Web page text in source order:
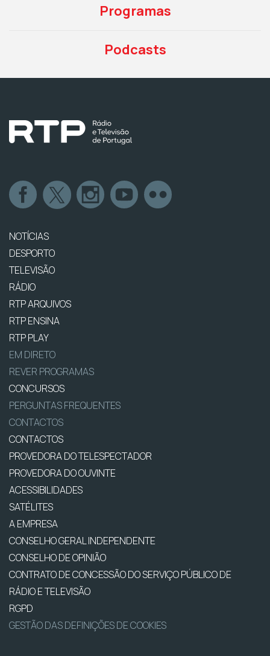
Programas
Podcasts
NOTÍCIAS
DESPORTO
TELEVISÃO
RÁDIO
RTP ARQUIVOS
RTP ENSINA
RTP PLAY
EM DIRETO
REVER PROGRAMAS
CONCURSOS
PERGUNTAS FREQUENTES
CONTACTOS
CONTACTOS
PROVEDORA DO TELESPECTADOR
PROVEDORA DO OUVINTE
ACESSIBILIDADES
SATÉLITES
A EMPRESA
CONSELHO GERAL INDEPENDENTE
CONSELHO DE OPINIÃO
CONTRATO DE CONCESSÃO DO SERVIÇO PÚBLICO DE
RÁDIO E TELEVISÃO
RGPD
GESTÃO DAS DEFINIÇÕES DE COOKIES